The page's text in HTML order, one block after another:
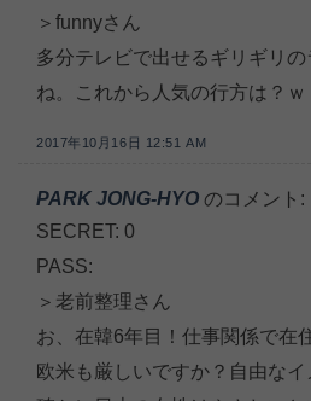
＞funnyさん
多分テレビで出せるギリギリ
ね。これから人気の行方は？ｗ
2017年10月16日 12:51 AM
PARK JONG-HYO のコメント:
SECRET: 0
PASS:
＞老前整理さん
お、在韓6年目！仕事関係で在
欧米も厳しいですか？自由なイ